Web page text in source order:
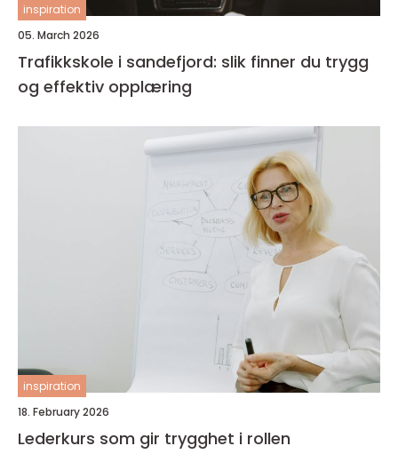
inspiration
05. March 2026
Trafikkskole i sandefjord: slik finner du trygg
og effektiv opplæring
inspiration
18. February 2026
Lederkurs som gir trygghet i rollen